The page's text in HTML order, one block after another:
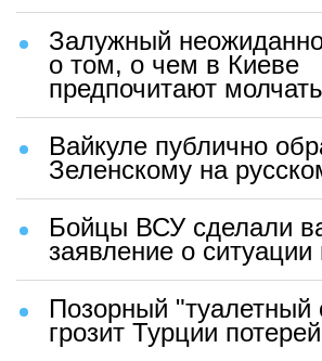
Залужный
о том, о чем в Киеве
предпочитают молчать
Вайкуле публично
Зеленскому на
Бойцы ВСУ сделали
заявление о
Позорный "туалетный
грозит Турции